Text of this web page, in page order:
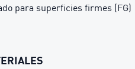
para superficies firmes (FG)